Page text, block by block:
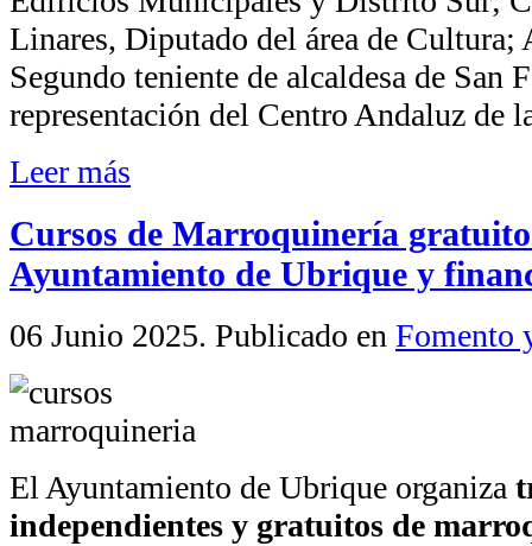
Linares, Diputado del área de Cultura;
Segundo teniente de alcaldesa de San
representación del Centro Andaluz de
Leer más
Cursos de Marroquinería
Ayuntamiento de Ubrique y
06 Junio 2025. Publicado en Fomento
El Ayuntamiento de Ubrique organiza
independientes y gratuitos de